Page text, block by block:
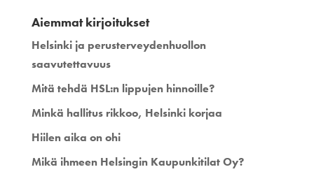
Aiemmat kirjoitukset
Helsinki ja perusterveydenhuollon
saavutettavuus
Mitä tehdä HSL:n lippujen hinnoille?
Minkä hallitus rikkoo, Helsinki korjaa
Hiilen aika on ohi
Mikä ihmeen Helsingin Kaupunkitilat Oy?